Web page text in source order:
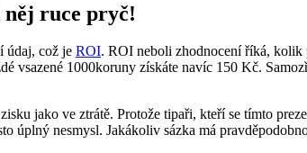
něj ruce pryč!
údaj, což je ROI. ROI neboli zhodnocení říká, kolik
vsazené 1000koruny získáte navíc 150 Kč.
jako ve ztrátě. Protože tipaři, kteří se tímto
úplný nesmysl. Jakákoliv sázka má